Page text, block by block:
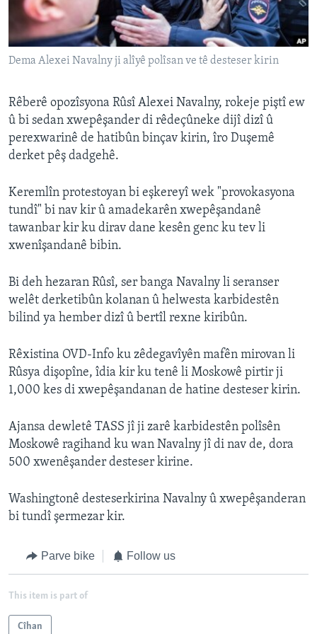
ÇAND Û HUNER
SERNIVÎS
SORANÎ
Learning English
FOLLOW US
Zimanên Din
Dema Alexei Navalny ji alîyê polîsan ve tê desteser kirin
Rêberê opozîsyona Rûsî Alexei Navalny, rokeje piştî ew
û bi sedan xwepêşander di rêdeçûneke dijî dizî û
perexwarinê de hatibûn binçav kirin, îro Duşemê
derket pêş dadgehê.
Keremlîn protestoyan bi eşkereyî wek "provokasyona
tundî" bi nav kir û amadekarên xwepêşandanê
tawanbar kir ku dirav dane kesên genc ku tev li
xwenîşandanê bibin.
Bi deh hezaran Rûsî, ser banga Navalny li seranser
welêt derketibûn kolanan û helwesta karbidestên
bilind ya hember dizî û bertîl rexne kiribûn.
Rêxistina OVD-Info ku zêdegavîyên mafên mirovan li
Rûsya dişopîne, îdia kir ku tenê li Moskowê pirtir ji
1,000 kes di xwepêşandanan de hatine desteser kirin.
Ajansa dewletê TASS jî ji zarê karbidestên polîsên
Moskowê ragihand ku wan Navalny jî di nav de, dora
500 xwenêşander desteser kirine.
Washingtonê desteserkirina Navalny û xwepêşanderan
bi tundî şermezar kir.
Parve bike Follow us
This item is part of
Cîhan